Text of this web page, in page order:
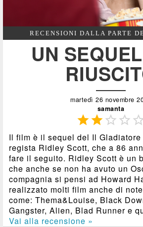
RECENSIONI DALLA PARTE
UN
martedì 26 novembre
samanta
 
Il film è il sequel del Il
regista Ridley Scott, che a 86
fare il seguito. Ridley Scott è un
che anche se non ha avuto un
compagnia si pensi ad Howard
realizzato molti film anche di
come: Thema&Louise, Black
Gangster, Alien, Blad Runner e
Vai alla recensione »